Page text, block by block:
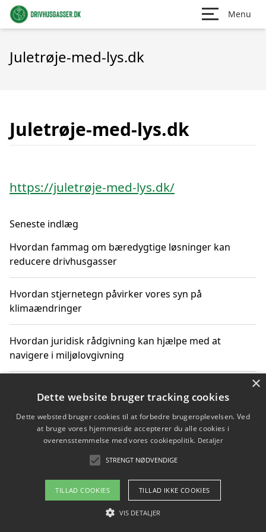
Menu
Juletrøje-med-lys.dk
Juletrøje-med-lys.dk
https://juletrøje-med-lys.dk/
Seneste indlæg
Hvordan fammag om bæredygtige løsninger kan
reducere drivhusgasser
Hvordan stjernetegn påvirker vores syn på
klimaændringer
Hvordan juridisk rådgivning kan hjælpe med at
navigere i miljølovgivning
Hvordan spil og underholdning online kan inspirere til
bæredygtige valg
Køb produkter i danske webshops for at spare på
transport og nedbringe CO2-udledning
Copyright 2026 - Pilanto Aps
Om / kontakt
×
Dette website bruger tracking cookies
Dette websted bruger cookies til at forbedre brugeroplevelsen. Ved
at bruge vores hjemmeside accepterer du alle cookies i
overensstemmelse med vores cookiepolitik. Detaljer
STRENGT NØDVENDIGE
TILLAD COOKIES TILLAD IKKE COOKIES
VIS DETALJER